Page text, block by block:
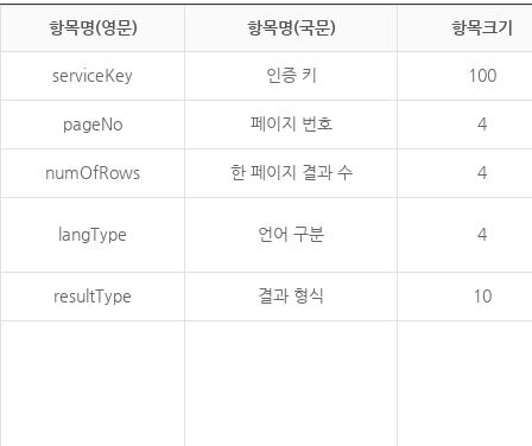
항목명(영문) 항목명(국문) 항목크기
serviceKey 인증 키 100
pageNo 페이지 번호 4
numOfRows 한 페이지 결과 수 4
langType 언어 구분 4
resultType 결과 형식 10